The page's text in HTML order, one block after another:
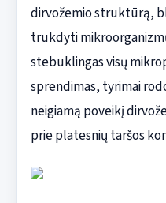
dirvožemio struktūrą,
trukdyti
stebuklingas visų
sprendimas, tyrimai
neigiamą poveikį
prie platesnių taršos